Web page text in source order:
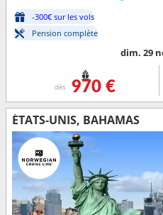
-300€ sur les vols
Pension complète
dim. 29
dès 970 €
ÉTATS-UNIS, BAHAMAS